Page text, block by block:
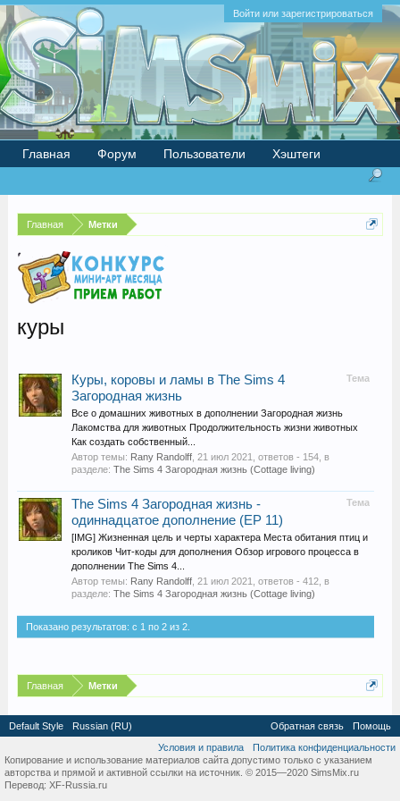
Войти или зарегистрироваться
Главная Метки
куры
Тема
Куры, коровы и ламы в The Sims 4
Загородная жизнь
Все о домашних животных в дополнении Загородная жизнь
Лакомства для животных Продолжительность жизни животных
Как создать собственный...
Автор темы: Rany Randolff, 21 июл 2021
, ответов - 154, в
разделе: The Sims 4 Загородная жизнь (Cottage living)
Тема
The Sims 4 Загородная жизнь -
одиннадцатое дополнение (EP 11)
[IMG] Жизненная цель и черты характера Места обитания птиц и
кроликов Чит-коды для дополнения Обзор игрового процесса в
дополнении The Sims 4...
Автор темы: Rany Randolff, 21 июл 2021
, ответов - 412, в
разделе: The Sims 4 Загородная жизнь (Cottage living)
Показано результатов: с 1 по 2 из 2.
Главная Метки
Главная Форум Пользователи Хэштеги
Default Style Russian (RU) Обратная связь
Помощь
Условия и правила
Политика конфиденциальности
Копирование и использование материалов сайта допустимо только с указанием
авторства и прямой и активной ссылки на источник. © 2015—2020 SimsMix.ru
Перевод: XF-Russia.ru